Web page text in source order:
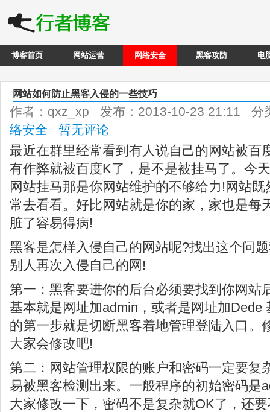
博客首页 网站运营 网络安全 黑客攻防 电
网站如何防止黑客入侵的一些技巧
作者：qxz_xp 发布：2013-10-23 21:11 分
络安全
暂无评论
最近在群里经常看到有人说自己的网站被百
有作弊就被百度K了，是不是被挂马了。今
网站挂马那是你网站维护的不够给力!网站
常去看看。好比网站就是你的家，家也是每
脏了容易得病!
黑客是怎样入侵自己的网站呢?找出这个问
别人再次入侵自己的网!
第一：黑客要进你的后台必须要找到你网站
基本就是网址加admin，或者是网址加Dede
的第一步就是切断黑客着地管理登陆入口。
大家会修改吧!
第二：网站管理权限的账户和密码一定要复
易被黑客检测出来。一般程序的初始密码是
大家修改一下，密码不是复杂就OK了，还